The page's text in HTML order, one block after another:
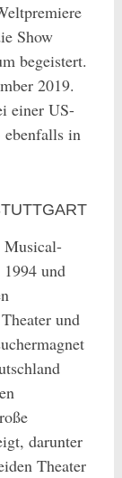
Show
begeistert.
2019.
einer US-
in
Musical-
und
und
darunter
Theater